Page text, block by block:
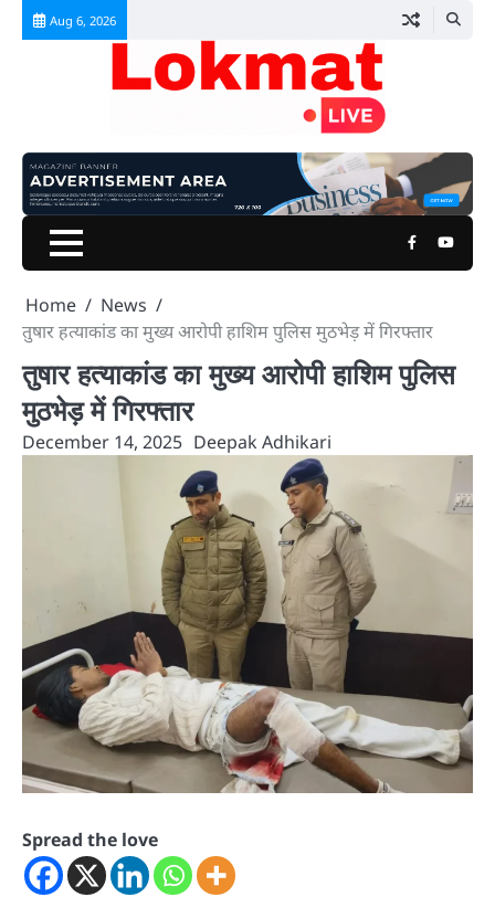
Skip
Aug 6, 2026
Facebook
Home
News
तुषार हत्याकांड का मुख्य आरोपी हाशिम पुलिस मुठभेड़ में गिरफ्तार
तुषार हत्याकांड का मुख्य आरोपी हाशिम पुलिस
मुठभेड़ में गिरफ्तार
December 14, 2025 Deepak Adhikari
Spread the love